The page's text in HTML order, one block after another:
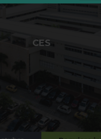
CES